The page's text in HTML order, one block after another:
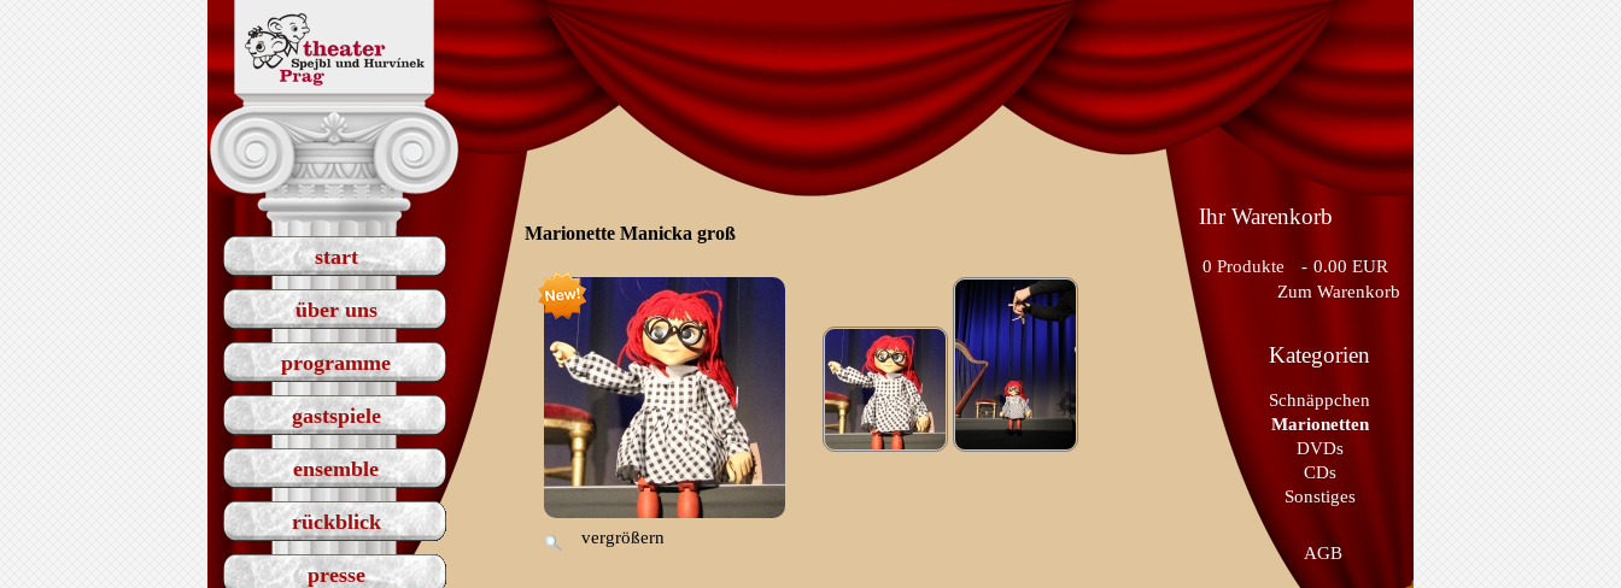
start
über uns
programme
gastspiele
ensemble
rückblick
presse
Marionette Manicka groß
vergrößern
Ihr Warenkorb
0 Produkte - 0.00 EUR
Zum Warenkorb
Kategorien
Schnäppchen
Marionetten
DVDs
CDs
Sonstiges
AGB